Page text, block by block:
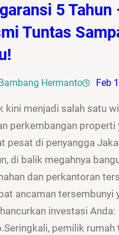
5 Tahun
Tuntas
Bambang Hermanto Feb
kini menjadi salah satu
perkembangan properti
pesat di penyangga
di balik megahnya
dan perkantoran
ancaman tersembunyi
investasi Anda:
pemilik rumah